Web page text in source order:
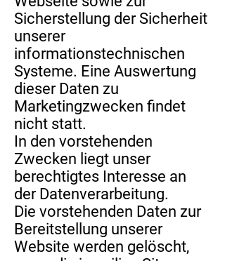
Sicherstellung der Sicherheit
unserer
informationstechnischen
Systeme. Eine Auswertung
dieser Daten zu
Marketingzwecken findet
nicht statt.
In den vorstehenden
Zwecken liegt unser
berechtigtes Interesse an
der Datenverarbeitung.
Die vorstehenden Daten zur
Bereitstellung unserer
Website werden gelöscht,